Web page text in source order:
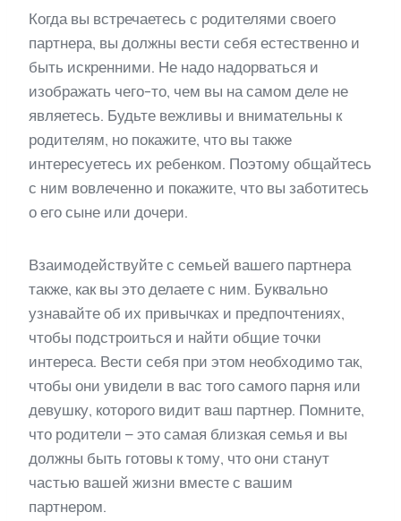
Когда вы встречаетесь с родителями своего
партнера, вы должны вести себя естественно и
быть искренними. Не надо надорваться и
изображать чего-то, чем вы на самом деле не
являетесь. Будьте вежливы и внимательны к
родителям, но покажите, что вы также
интересуетесь их ребенком. Поэтому общайтесь
с ним вовлеченно и покажите, что вы заботитесь
о его сыне или дочери.
Взаимодействуйте с семьей вашего партнера
также, как вы это делаете с ним. Буквально
узнавайте об их привычках и предпочтениях,
чтобы подстроиться и найти общие точки
интереса. Вести себя при этом необходимо так,
чтобы они увидели в вас того самого парня или
девушку, которого видит ваш партнер. Помните,
что родители – это самая близкая семья и вы
должны быть готовы к тому, что они станут
частью вашей жизни вместе с вашим
партнером.